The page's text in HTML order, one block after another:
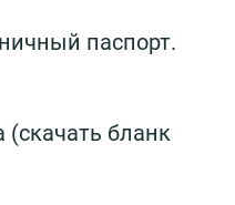
паспорт.
бланк